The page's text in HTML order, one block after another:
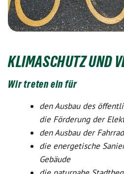
KLIMASCHUTZ UND
Wir treten ein für
den Ausbau des
die Förderung der
den Ausbau der
die energetische
Gebäude